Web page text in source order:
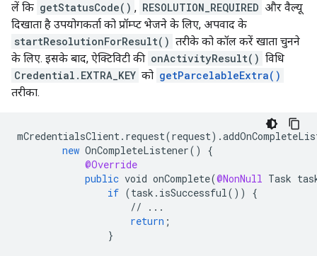
लें कि getStatusCode() , RESOLUTION_REQUIRED और वैल्यू
दिखाता है उपयोगकर्ता को प्रॉम्प्ट भेजने के लिए, अपवाद के
startResolutionForResult() तरीके को कॉल करें खाता चुनने
के लिए. इसके बाद, ऐक्टिविटी की onActivityResult() विधि
Credential.EXTRA_KEY को getParcelableExtra()
तरीका.
mCredentialsClient. request(request).
new OnCompleteListener()
{
@Override
public void onComplete(@NonNull Task
if (task . isSuccessful())
{
//
...
return ;
}